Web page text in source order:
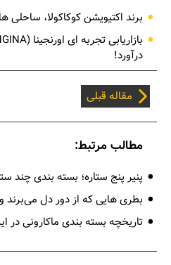
برند اکتیویشن کوکاکولا، ساحلی
درآورد!
مقاله قبلی
مطالب مرتبط:
پنیر پنج ستاره؛ بسته بندی چند
بطری هایی که از دور دل می‌برند
تاریخچه بسته بندی ماکارونی در